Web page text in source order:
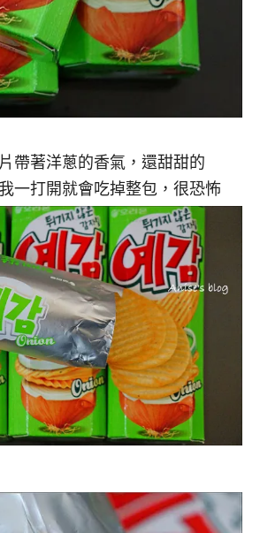
帶著洋蔥的香氣，還甜甜的
一打開就會吃掉整包，很恐怖